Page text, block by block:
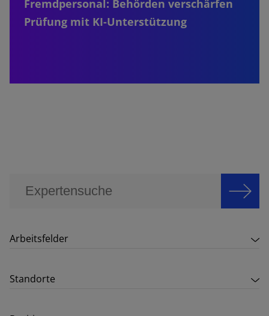
Fremdpersonal: Behörden verschärfen
Prüfung mit KI-Unterstützung
Arbeitsfelder
Standorte